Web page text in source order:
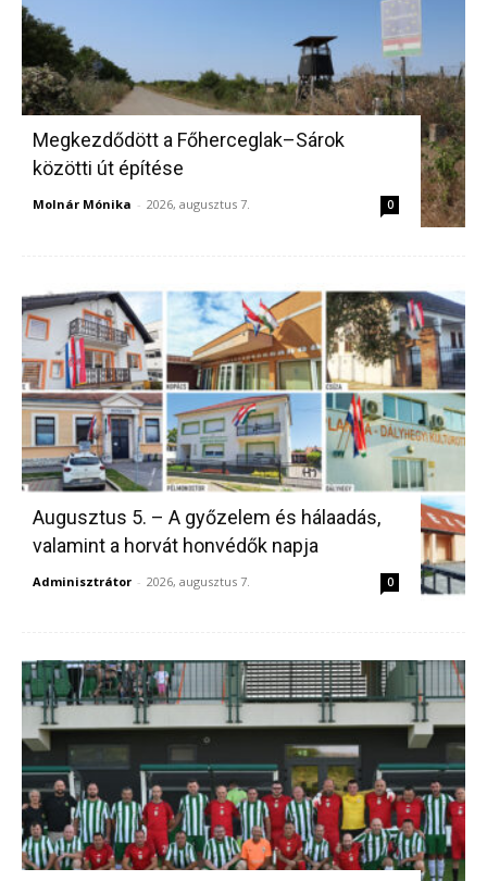
Megkezdődött a Főherceglak–Sárok
közötti út építése
Molnár Mónika - 2026, augusztus 7. 0
Augusztus 5. – A győzelem és hálaadás,
valamint a horvát honvédők napja
Adminisztrátor - 2026, augusztus 7. 0